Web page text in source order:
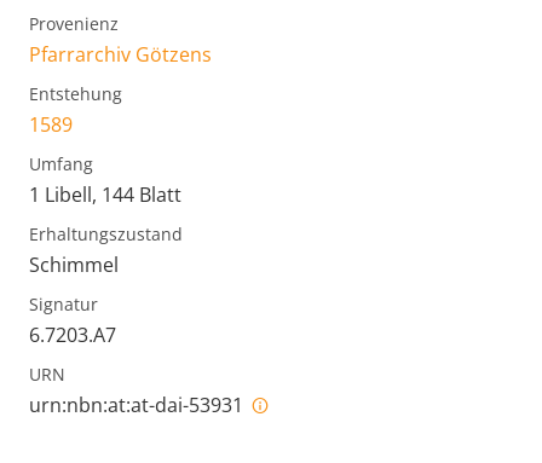
Provenienz
Pfarrarchiv Götzens
Entstehung
1589
Umfang
1 Libell, 144 Blatt
Erhaltungszustand
Schimmel
Signatur
6.7203.A7
URN
urn:nbn:at:at-dai-53931